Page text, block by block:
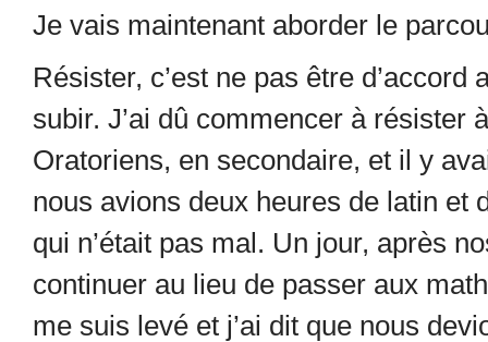
Je vais maintenant aborder le
Résister, c’est ne pas être
subir. J’ai dû commencer à résister
Oratoriens, en secondaire, et il y
nous avions deux heures de latin et
qui n’était pas mal. Un jour, après
continuer au lieu de passer aux
me suis levé et j’ai dit que nous